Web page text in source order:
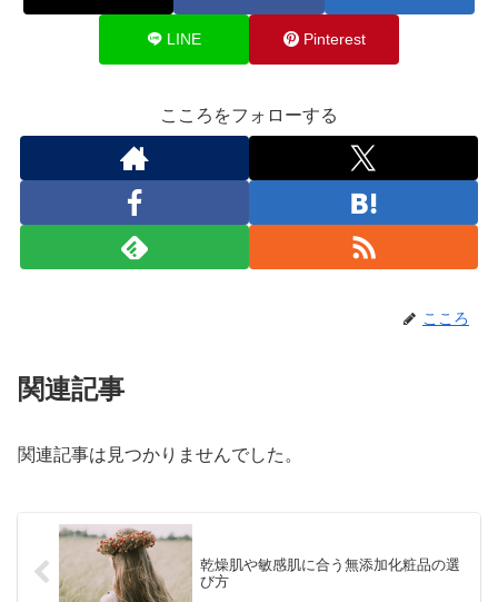
LINE Pinterest
こころをフォローする
こころ
関連記事
関連記事は見つかりませんでした。
乾燥肌や敏感肌に合う無添加化粧品の選
び方